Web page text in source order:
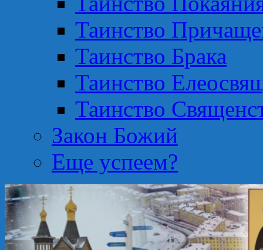
Таинство
Таинство Брака
Таинство
Таинство
Закон Божий
Еще успеем?